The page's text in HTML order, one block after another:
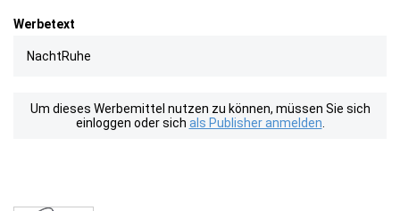
Werbetext
NachtRuhe
Um dieses Werbemittel nutzen zu können, müssen Sie sich
einloggen oder sich als Publisher anmelden